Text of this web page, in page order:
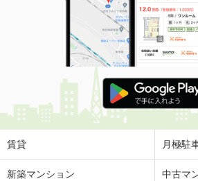
住 所
長野県長野市伊勢
専有面積 68.74m²
間取り
2LDK
長野県長野市大字富竹
価 格
7.05万円
住 所
長野県長野市大字
専有面積
長野県塩尻市大字広丘堅石
賃貸 月極駐
新築マンション 中古マ